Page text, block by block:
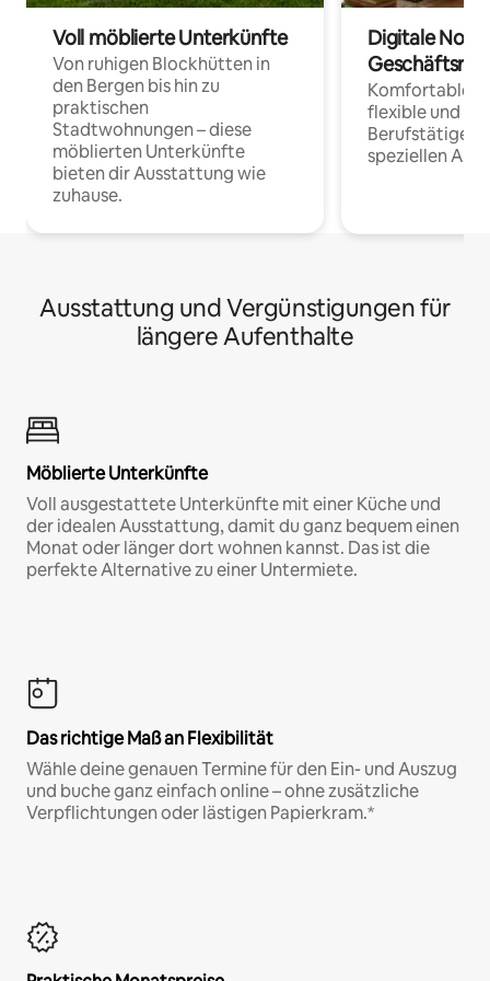
Voll möblierte Unterkünfte
Von ruhigen Blockhütten in
den Bergen bis hin zu
praktischen
Stadtwohnungen – diese
möblierten Unterkünfte
bieten dir Ausstattung wie
zuhause.
Digitale
Komfortable
flexible und
Berufstätige
speziellen
Ausstattung und Vergünstigungen für
längere Aufenthalte
Möblierte Unterkünfte
Voll ausgestattete Unterkünfte mit einer Küche und
der idealen Ausstattung, damit du ganz bequem einen
Monat oder länger dort wohnen kannst. Das ist die
perfekte Alternative zu einer Untermiete.
Das richtige Maß an Flexibilität
Wähle deine genauen Termine für den Ein- und Auszug
und buche ganz einfach online – ohne zusätzliche
Verpflichtungen oder lästigen Papierkram.*